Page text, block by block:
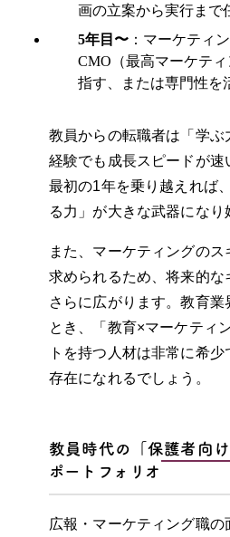
画の立案から実行まで
5年目〜 ：マーケティ
CMO（最高マーケテ
指す、または専門性を
教員からの転職者は「学ぶ
経験でも成長スピードが速
最初の1年を乗り越えれば
る力」が大きな武器になり
また、マーケティングの
求められるため、将来的な
さらに広がります。教育業
とき、「教育×マーケティ
トを持つ人材は非常に希
存在になれるでしょう。
教員時代の「保護者向
ポートフォリオ
広報・マーケティング職の